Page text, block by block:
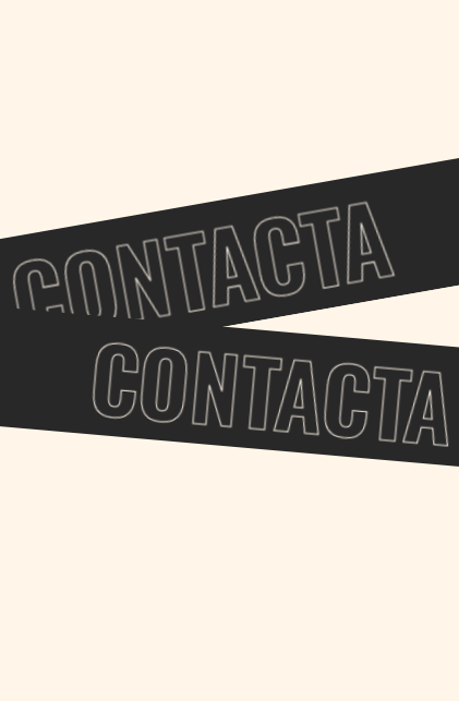
CONTACTA
CONTACTA